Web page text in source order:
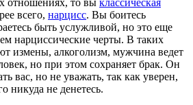
отношениях, то вы классическая
всего, нарцисс. Вы боитесь
быть услужливой, но это еще
нарциссические черты. В таких
измены, алкоголизм, мужчина ведет
но при этом сохраняет брак. Он
вас, но не уважать, так как уверен,
никуда не денетесь.